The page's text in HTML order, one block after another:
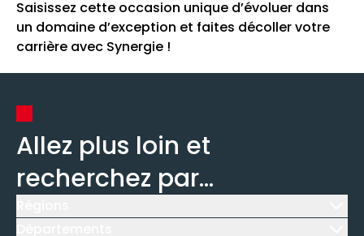
Saisissez cette occasion unique d’évoluer dans
un domaine d’exception et faites décoller votre
carrière avec Synergie !
Allez plus loin et
recherchez par...